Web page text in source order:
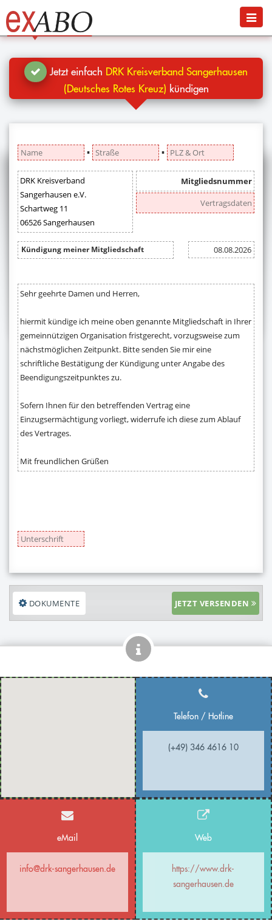
Jetzt kündigen
Blog
Hilfe
Anmelden
Menü
Jetzt einfach DRK Kreisverband Sangerhausen
(Deutsches Rotes Kreuz) kündigen
▪ ▪
DOKUMENTE JETZT VERSENDEN
Telefon / Hotline
(+49) 346 4616 10
eMail
info@drk-sangerhausen.de
Web
https://www.drk-
sangerhausen.de